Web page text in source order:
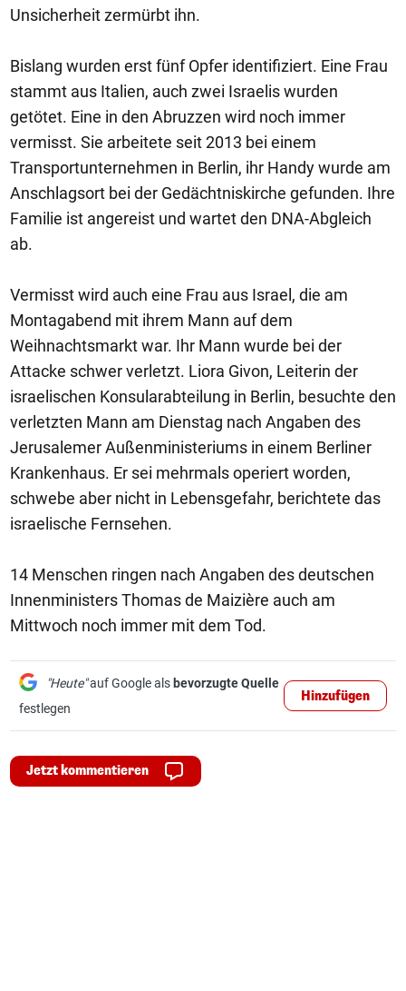
Unsicherheit zermürbt ihn.
Bislang wurden erst fünf Opfer identifiziert. Eine Frau
stammt aus Italien, auch zwei Israelis wurden
getötet. Eine in den Abruzzen wird noch immer
vermisst. Sie arbeitete seit 2013 bei einem
Transportunternehmen in Berlin, ihr Handy wurde am
Anschlagsort bei der Gedächtniskirche gefunden. Ihre
Familie ist angereist und wartet den DNA-Abgleich
ab.
Vermisst wird auch eine Frau aus Israel, die am
Montagabend mit ihrem Mann auf dem
Weihnachtsmarkt war. Ihr Mann wurde bei der
Attacke schwer verletzt. Liora Givon, Leiterin der
israelischen Konsularabteilung in Berlin, besuchte den
verletzten Mann am Dienstag nach Angaben des
Jerusalemer Außenministeriums in einem Berliner
Krankenhaus. Er sei mehrmals operiert worden,
schwebe aber nicht in Lebensgefahr, berichtete das
israelische Fernsehen.
14 Menschen ringen nach Angaben des deutschen
Innenministers Thomas de Maizière auch am
Mittwoch noch immer mit dem Tod.
"Heute"auf Google als bevorzugte Quelle
festlegen
Hinzufügen
Jetzt kommentieren